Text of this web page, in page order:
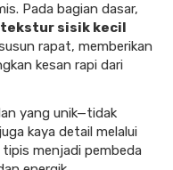
Pada bagian dasar,
tekstur sisik kecil
rapat, memberikan
kesan rapi dari
yang unik—tidak
kaya detail melalui
menjadi pembeda